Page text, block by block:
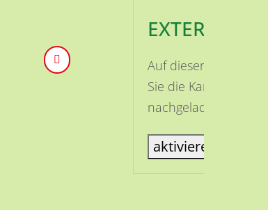
EXTERNE
Auf dieser Seite ist
Sie die Karte
nachgeladen.
aktiviere Karte